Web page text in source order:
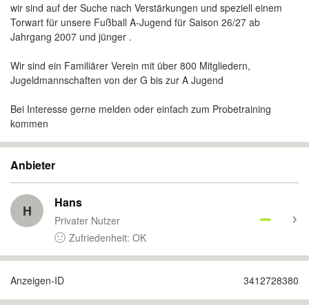
wir sind auf der Suche nach Verstärkungen und speziell einem
Torwart für unsere Fußball A-Jugend für Saison 26/27 ab
Jahrgang 2007 und jünger .
Wir sind ein Familiärer Verein mit über 800 Mitgliedern,
Jugeldmannschaften von der G bis zur A Jugend
Bei Interesse gerne melden oder einfach zum Probetraining
kommen
Anbieter
H Hans
Privater Nutzer
Zufriedenheit: OK
Anzeigen-ID 3412728380